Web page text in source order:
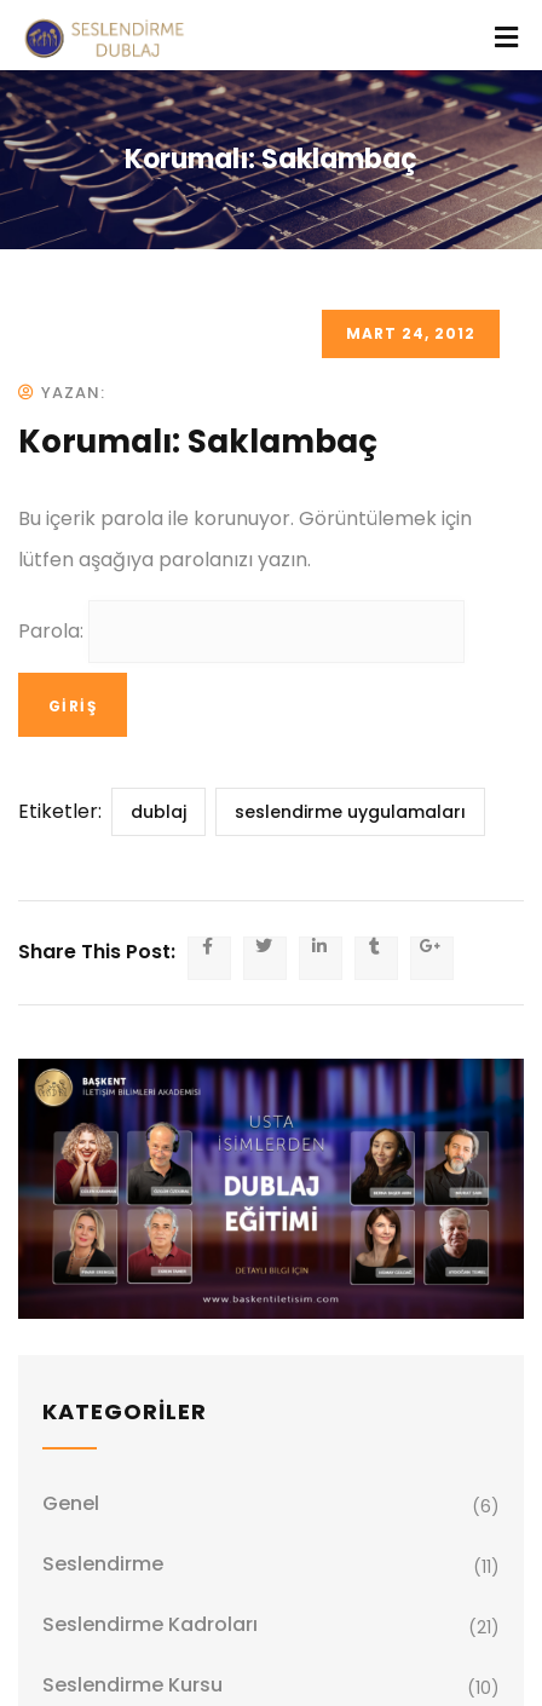
Korumalı: Saklambaç
MART 24, 2012
YAZAN:
Korumalı: Saklambaç
Bu içerik parola ile korunuyor. Görüntülemek için
lütfen aşağıya parolanızı yazın.
Parola:
Etiketler: dublaj seslendirme uygulamaları
Share This Post:
KATEGORİLER
Genel (6)
Seslendirme (11)
Seslendirme Kadroları (21)
Seslendirme Kursu (10)